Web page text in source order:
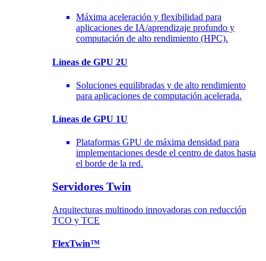
Máxima aceleración y flexibilidad para
aplicaciones de IA/aprendizaje profundo y
computación de alto rendimiento (HPC).
Líneas de GPU 2U
Soluciones equilibradas y de alto rendimiento
para aplicaciones de computación acelerada.
Líneas de GPU 1U
Plataformas GPU de máxima densidad para
implementaciones desde el centro de datos hasta
el borde de la red.
Servidores Twin
Arquitecturas multinodo innovadoras con reducción
TCO y TCE
FlexTwin™